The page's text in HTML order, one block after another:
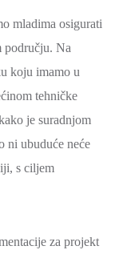
mladima osigurati
Na
koju imamo u
tehničke
je suradnjom
ni ubuduće neće
s ciljem
za projekt